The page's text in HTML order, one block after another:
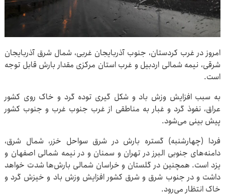
امروز در غرب کردستان، جنوب آذربایجان غربی، شمال شرق آذربایجان
شرقی، نیمه شمالی اردبیل و غرب استان مرکزی مقدار بارش قابل توجه
است.
به سبب افزایش وزش باد و شکل گیری توده گرد و خاک روی کشور
عراق، نفوذ گرد و غبار به مناطقی از غرب جنوب غرب و جنوب کشور
پیش بینی می‌شود.
فردا (چهارشنبه) گستره بارش در شرق سواحل خزر، شمال شرق،
دامنه‌های جنوبی البرز در تهران و سمنان و در نیمه شمالی اصفهان و
یزد است. همچنین در گلستان و خراسان شمالی بارش‌ها شدت خواهد
داشت و در جنوب شرق و شرق کشور افزایش وزش باد و خیزش گرد و
خاک انتظار می‌رود.